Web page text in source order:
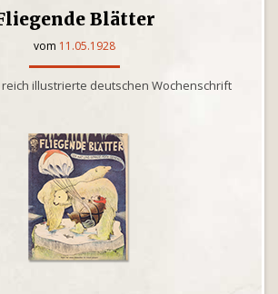
Blätter
vom 11.05.1928
illustrierte deutschen Wochenschrift